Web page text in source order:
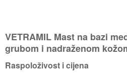
VETRAMIL Mast na bazi
grubom i nadraženom
Raspoloživost i cijena